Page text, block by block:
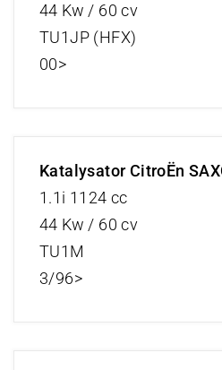
44 Kw / 60 cv
TU1JP (HFX)
00>
Katalysator CitroËn
1.1i 1124 cc
44 Kw / 60 cv
TU1M
3/96>